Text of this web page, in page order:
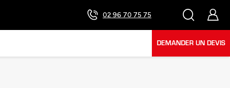
02 96 70 75 75
DEMANDER UN DEVIS